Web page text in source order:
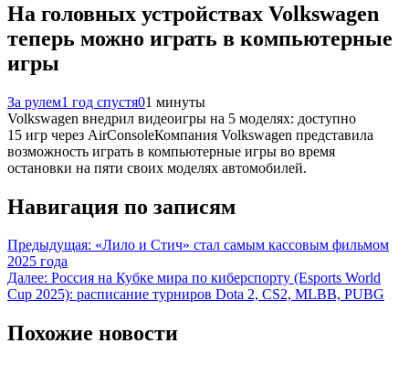
На головных устройствах Volkswagen
теперь можно играть в компьютерные
игры
За рулем1 год спустя01 минуты
Volkswagen внедрил видеоигры на 5 моделях: доступно
15 игр через AirConsoleКомпания Volkswagen представила
возможность играть в компьютерные игры во время
остановки на пяти своих моделях автомобилей.
Навигация по записям
Предыдущая: «Лило и Стич» стал самым кассовым фильмом
2025 года
Далее: Россия на Кубке мира по киберспорту (Esports World
Cup 2025): расписание турниров Dota 2, CS2, MLBB, PUBG
Похожие новости